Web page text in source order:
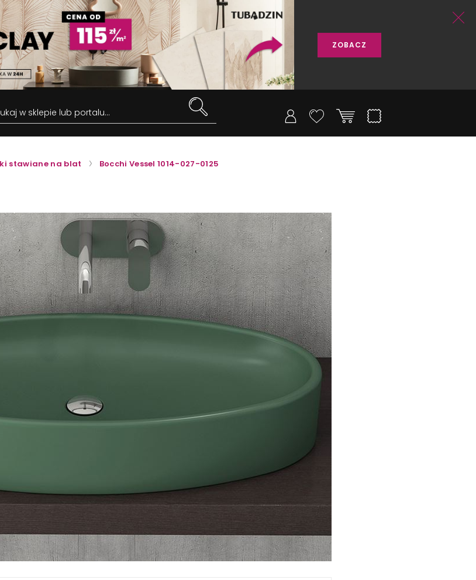
ZOBACZ
w sklepie lub portalu...
stawiane na blat Bocchi Vessel 1014-027-0125